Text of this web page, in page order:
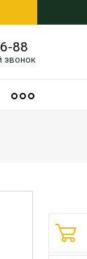
88
звонок